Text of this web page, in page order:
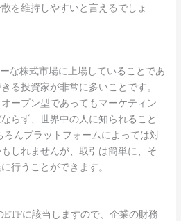
を維持しやすいと言えるでしょ
な株式市場に上場していることであ
る投資家が非常に多いことです。
ープン型であってもマーケティン
らず、世界中の人に知られること
んプラットフォームによっては対
しれませんが、取引は簡単に、そ
行うことができます。
に該当しますので、企業の財務